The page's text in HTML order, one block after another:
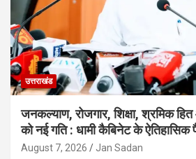
उत्तराखंड
जनकल्याण, रोजगार, शिक्षा, श्रमिक
को नई गति : धामी कैबिनेट के
August 7, 2026 Jan Sadan